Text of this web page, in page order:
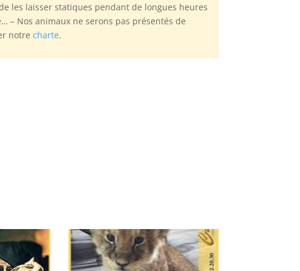
les laisser statiques pendant de longues heures
– Nos animaux ne serons pas présentés de
notrecharte.